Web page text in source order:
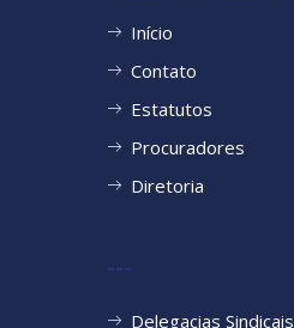
Início
Contato
Estatutos
Procuradores
Diretoria
---
Delegacias Sindicais